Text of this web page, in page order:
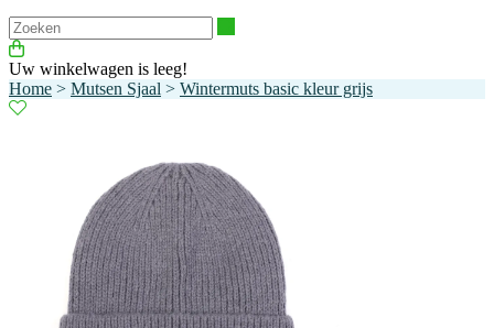
Uw winkelwagen is leeg!
Home > Mutsen Sjaal > Wintermuts basic kleur grijs